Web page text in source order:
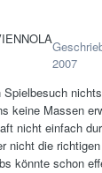
2007
keine Massen
nicht einfach
nicht die
könnte schon